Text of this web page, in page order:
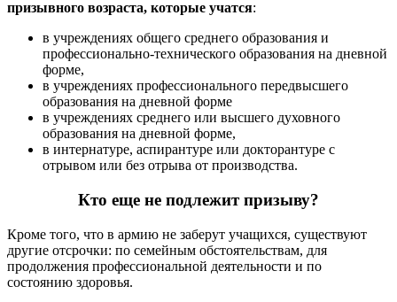
призывного возраста, которые учатся:
в учреждениях общего среднего образования и
профессионально-технического образования на дневной
форме,
в учреждениях профессионального передвысшего
образования на дневной форме
в учреждениях среднего или высшего духовного
образования на дневной форме,
в интернатуре, аспирантуре или докторантуре с
отрывом или без отрыва от производства.
Кто еще не подлежит призыву?
Кроме того, что в армию не заберут учащихся, существуют
другие отсрочки: по семейным обстоятельствам, для
продолжения профессиональной деятельности и по
состоянию здоровья.